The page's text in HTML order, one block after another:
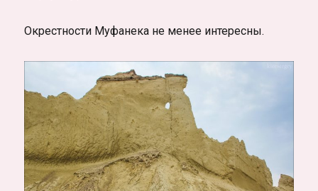
Окрестности Муфанека не менее интересны.